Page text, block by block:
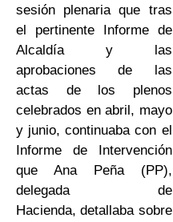
sesión plenaria que tras
el pertinente Informe de
Alcaldía y las
aprobaciones de las
actas de los plenos
celebrados en abril, mayo
y junio, continuaba con el
Informe de Intervención
que Ana Peña (PP),
delegada de
Hacienda, detallaba sobre